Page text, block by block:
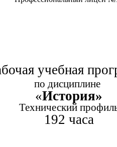
учебная
по дисциплине
«История»
Технический
192 часа